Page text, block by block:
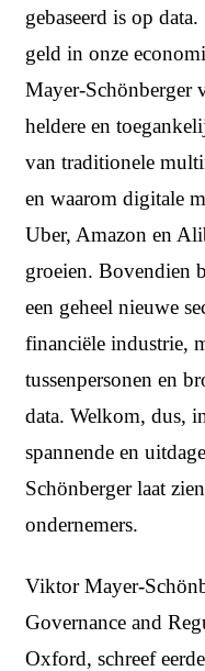
gebaseerd is op
geld in onze
Mayer-Schönberger
heldere en
van traditionele
en waarom digitale
Uber, Amazon en
groeien. Bovendien
een geheel nieuwe
financiële industrie,
tussenpersonen en
data. Welkom, dus,
spannende en
Schönberger laat
ondernemers.
Viktor Mayer-
Governance and
Oxford, schreef